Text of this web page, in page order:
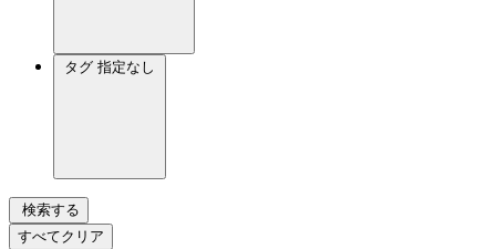
タグ 指定なし
検索する
すべてクリア